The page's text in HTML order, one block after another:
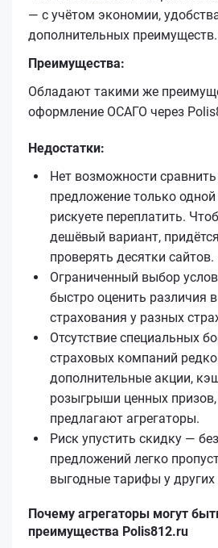
— с учётом экономии,
дополнительных преимуществ.
Преимущества:
Обладают такими же
оформление ОСАГО через
Недостатки:
Нет возможности
предложение только
рискуете переплатить.
дешёвый вариант,
проверять десятки сайтов.
Ограниченный выбор
быстро оценить различия
страхования у разных
Отсутствие специальных
страховых компаний
дополнительные акции,
розыгрыши ценных
предлагают агрегаторы.
Риск упустить скидку —
предложений легко
выгодные тарифы у
Почему агрегаторы могут
преимущества Polis812.ru